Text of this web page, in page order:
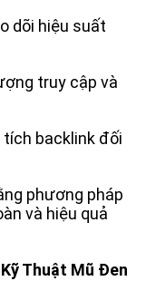
dõi hiệu suất
truy cập và
backlink đối
phương pháp
và hiệu quả
Thuật Mũ Đen